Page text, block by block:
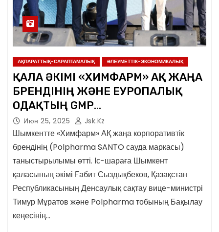
АҚПАРАТТЫҚ-САРАПТАМАЛЫҚ ӘЛЕУМЕТТІК-ЭКОНОМИКАЛЫҚ
ҚАЛА ӘКІМІ «ХИМФАРМ» АҚ ЖАҢА
БРЕНДІНІҢ ЖӘНЕ ЕУРОПАЛЫҚ
ОДАҚТЫҢ GMP
СЕРТИФИКАТЫНЫҢ
ТАНЫСТЫРЫЛЫМЫНА ҚАТЫСТЫ
Июн 25, 2025 Jsk.kz
Шымкентте «Химфарм» АҚ жаңа корпоративтік
брендінің (Polpharma SANTO сауда маркасы)
таныстырылымы өтті. Іс-шараға Шымкент
қаласының әкімі Ғабит Сыздықбеков, Қазақстан
Республикасының Денсаулық сақтау вице-министрі
Тимур Мұратов және Polpharma тобының Бақылау
кеңесінің…